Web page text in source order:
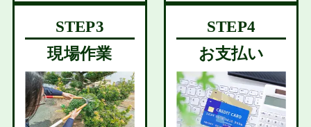
現場作業 お支払い